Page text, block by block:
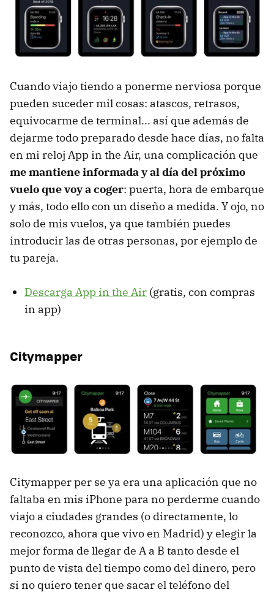
Cuando viajo tiendo a ponerme nerviosa porque
pueden suceder mil cosas: atascos, retrasos,
equivocarme de terminal... así que además de
dejarme todo preparado desde hace días, no falta
en mi reloj App in the Air, una complicación que
me mantiene informada y al día del próximo
vuelo que voy a coger: puerta, hora de embarque
y más, todo ello con un diseño a medida. Y ojo, no
solo de mis vuelos, ya que también puedes
introducir las de otras personas, por ejemplo de
tu pareja.
Descarga App in the Air (gratis, con compras
in app)
Citymapper
Citymapper per se ya era una aplicación que no
faltaba en mis iPhone para no perderme cuando
viajo a ciudades grandes (o directamente, lo
reconozco, ahora que vivo en Madrid) y elegir la
mejor forma de llegar de A a B tanto desde el
punto de vista del tiempo como del dinero, pero
si no quiero tener que sacar el teléfono del